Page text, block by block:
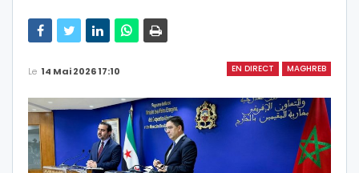
EN DIRECT MAGHREB
Le 14 Mai 2026 17:10